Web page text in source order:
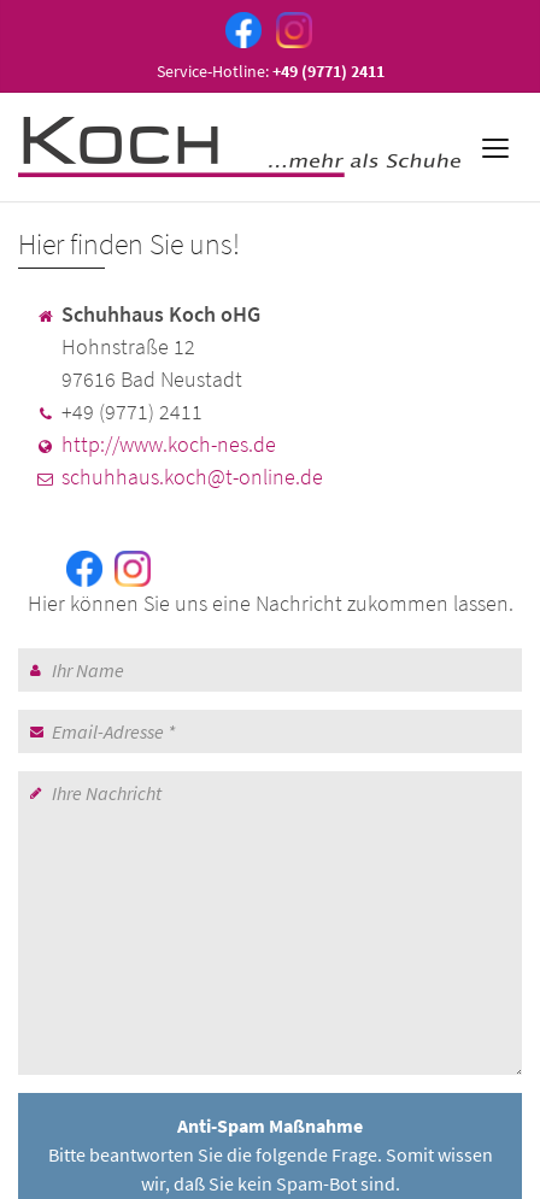
Service-Hotline:+49 (9771) 2411
Hier finden Sie uns!
Schuhhaus Koch oHG
Hohnstraße 12
97616 Bad Neustadt
+49 (9771) 2411
http://www.koch-nes.de
schuhhaus.koch@t-online.de
Hier können Sie uns eine Nachricht zukommen lassen.
Anti-Spam Maßnahme
Bitte beantworten Sie die folgende Frage. Somit wissen
wir, daß Sie kein Spam-Bot sind.